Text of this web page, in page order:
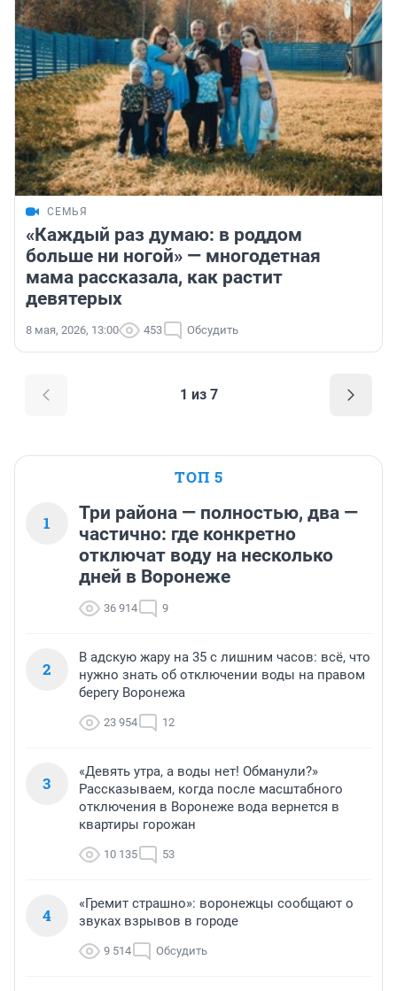
СЕМЬЯ
«Каждый раз думаю: в роддом
больше ни ногой» — многодетная
мама рассказала, как растит
девятерых
8 мая, 2026, 13:00 453 Обсудить
1 из 7
ТОП 5
1
Три района — полностью, два —
частично: где конкретно
отключат воду на несколько
дней в Воронеже
36 914 9
2
В адскую жару на 35 с лишним часов: всё, что
нужно знать об отключении воды на правом
берегу Воронежа
23 954 12
3
«Девять утра, а воды нет! Обманули?»
Рассказываем, когда после масштабного
отключения в Воронеже вода вернется в
квартиры горожан
10 135 53
4
«Гремит страшно»: воронежцы сообщают о
звуках взрывов в городе
9 514 Обсудить